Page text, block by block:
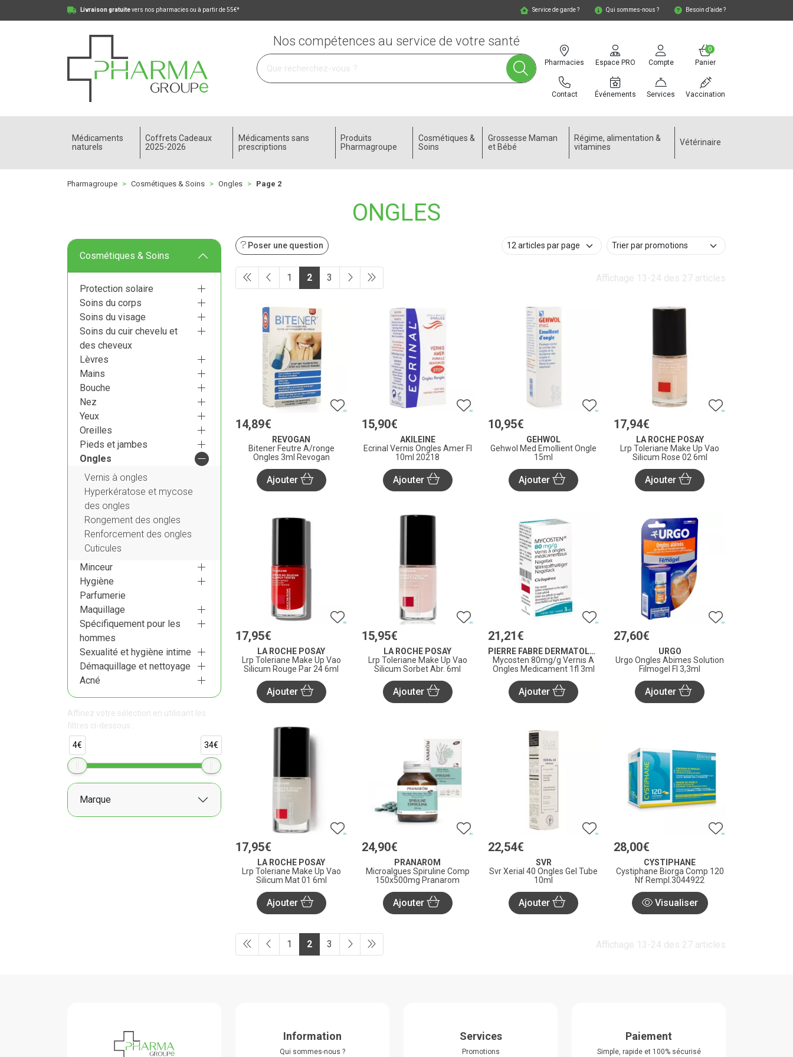
Livraison gratuitevers nos pharmacies ou à partir de 55€* Service de garde ? Qui sommes-nous ? Besoin d’aide ?
Pharmagroupe Votre pharmacie en ligne à votre service
Pharmacies
Contact
Espace PRO
Événements
Compte
Services
Panier
0
Vaccination
Nos compétences au service de votre santé
Médicaments
naturels
Coffrets Cadeaux
2025-2026
Médicaments sans
prescriptions
Produits
Pharmagroupe
Cosmétiques &
Soins
Grossesse Maman
et Bébé
Régime, alimentation &
vitamines
Vétérinaire
Pharmagroupe Cosmétiques & Soins Ongles Page 2
ONGLES
Poser une question
Affichage 13-24 des 27 articles
1 2 3
14,89€
REVOGAN
Bitener Feutre A/ronge
Ongles 3ml Revogan
Ajouter
15,90€
AKILEINE
Ecrinal Vernis Ongles Amer Fl
10ml 20218
Ajouter
10,95€
GEHWOL
Gehwol Med Emollient Ongle
15ml
Ajouter
17,94€
LA ROCHE POSAY
Lrp Toleriane Make Up Vao
Silicum Rose 02 6ml
Ajouter
17,95€
LA ROCHE POSAY
Lrp Toleriane Make Up Vao
Silicum Rouge Par 24 6ml
Ajouter
15,95€
LA ROCHE POSAY
Lrp Toleriane Make Up Vao
Silicum Sorbet Abr. 6ml
Ajouter
21,21€
PIERRE FABRE DERMATOLOGIE
Mycosten 80mg/g Vernis A
Ongles Medicament 1fl 3ml
Ajouter
27,60€
URGO
Urgo Ongles Abimes Solution
Filmogel Fl 3,3ml
Ajouter
17,95€
LA ROCHE POSAY
Lrp Toleriane Make Up Vao
Silicum Mat 01 6ml
Ajouter
24,90€
PRANAROM
Microalgues Spiruline Comp
150x500mg Pranarom
Ajouter
22,54€
SVR
Svr Xerial 40 Ongles Gel Tube
10ml
Ajouter
28,00€
CYSTIPHANE
Cystiphane Biorga Comp 120
Nf Rempl.3044922
Visualiser
Affichage 13-24 des 27 articles
1 2 3
Cosmétiques & Soins
Protection solaire
Soins du corps
Soins du visage
Soins du cuir chevelu et
des cheveux
Lèvres
Mains
Bouche
Nez
Yeux
Oreilles
Pieds et jambes
Ongles
Vernis à ongles
Hyperkératose et mycose
des ongles
Rongement des ongles
Renforcement des ongles
Cuticules
Minceur
Hygiène
Parfumerie
Maquillage
Spécifiquement pour les
hommes
Sexualité et hygiène intime
Démaquillage et nettoyage
Acné
Affinez votre sélection en utilisant les
filtres ci-dessous :
4€ 34€
Marque
Information
Qui sommes-nous ?
Services
Promotions
Paiement
Simple, rapide et 100% sécurisé